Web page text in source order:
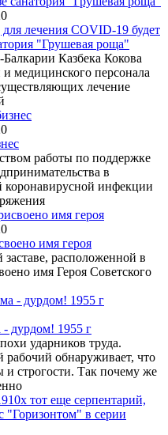
лечения COVID-19 будет
"Грушевая роща"
Казбека Кокова
медицинского персонала
лечение
работы по поддержке
в
коронавирусной инфекции
имя героя
заставе, расположенной в
имя Героя Советского
- дурдом! 1955 г
ударников труда.
обнаруживает, что
и строгости. Так почему же